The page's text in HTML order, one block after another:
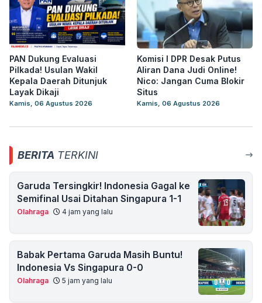
PAN Dukung Evaluasi
Pilkada! Usulan Wakil
Kepala Daerah Ditunjuk
Layak Dikaji
Kamis, 06 Agustus 2026
Komisi I DPR Desak Putus
Aliran Dana Judi Online!
Nico: Jangan Cuma Blokir
Situs
Kamis, 06 Agustus 2026
BERITA TERKINI
Garuda Tersingkir! Indonesia Gagal ke
Semifinal Usai Ditahan Singapura 1-1
Olahraga 4 jam yang lalu
Babak Pertama Garuda Masih Buntu!
Indonesia Vs Singapura 0-0
Olahraga 5 jam yang lalu